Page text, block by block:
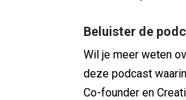
Beluister de
Wil je meer weten
deze podcast
Co-founder en